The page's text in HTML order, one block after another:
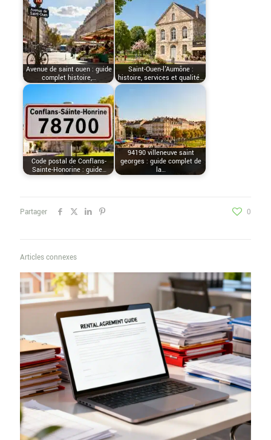
Avenue de saint ouen : guide
complet histoire,…
Saint-Ouen-l'Aumône :
histoire, services et qualité…
Code postal de Conflans-
Sainte-Honorine : guide…
94190 villeneuve saint
georges : guide complet de
la…
Partager 0
Articles connexes